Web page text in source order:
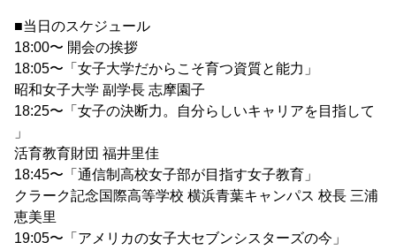
■当日のスケジュール
18:00〜 開会の挨拶
18:05〜「女子大学だからこそ育つ資質と能力」
昭和女子大学 副学長 志摩園子
18:25〜「女子の決断力。自分らしいキャリアを目指して
」
活育教育財団 福井里佳
18:45〜「通信制高校女子部が目指す女子教育」
クラーク記念国際高等学校 横浜青葉キャンパス 校長 三浦
恵美里
19:05〜「アメリカの女子大セブンシスターズの今」